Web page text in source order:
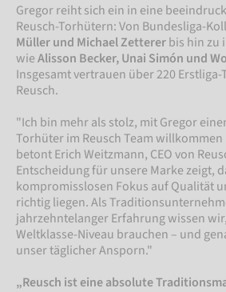
Gregor reiht sich ein in eine
Reusch-Torhütern: Von Bundesliga-
Müller und Michael Zettererbis hin zu
wieAlisson Becker, Unai Simón und
Insgesamt vertrauen über 220
Reusch.
"Ich bin mehr als stolz, mit Gregor
Torhüter im Reusch Team
betont Erich Weitzmann, CEO von
Entscheidung für unsere Marke zeigt,
kompromisslosen Fokus auf Qualität
richtig liegen. Als
jahrzehntelanger Erfahrung wissen
Weltklasse-Niveau brauchen – und
unser täglicher Ansporn."
„Reusch ist eine absolute